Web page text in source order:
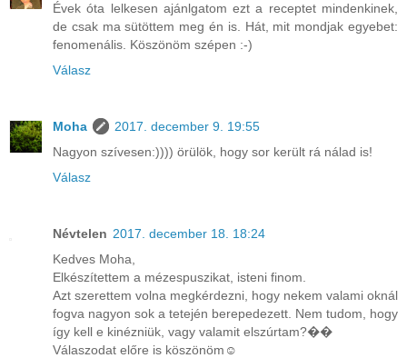
Évek óta lelkesen ajánlgatom ezt a receptet mindenkinek,
de csak ma sütöttem meg én is. Hát, mit mondjak egyebet:
fenomenális. Köszönöm szépen :-)
Válasz
Moha
2017. december 9. 19:55
Nagyon szívesen:)))) örülök, hogy sor került rá nálad is!
Válasz
Névtelen 2017. december 18. 18:24
Kedves Moha,
Elkészítettem a mézespuszikat, isteni finom.
Azt szerettem volna megkérdezni, hogy nekem valami oknál
fogva nagyon sok a tetején berepedezett. Nem tudom, hogy
így kell e kinézniük, vagy valamit elszúrtam?��
Válaszodat előre is köszönöm☺️